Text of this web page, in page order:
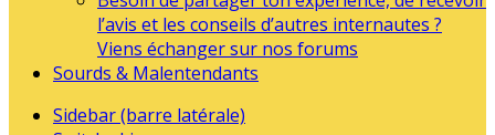
l’avis et les conseils d’autres internautes ?
Viens échanger sur nos forums
Sourds & Malentendants
Sidebar (barre latérale)